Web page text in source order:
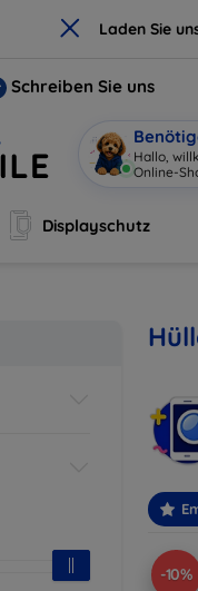
× Laden Sie
Schreiben Sie uns
Hallo, |
Displayschutz
-10%